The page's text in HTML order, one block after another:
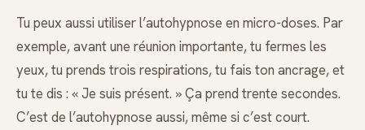
Tu peux aussi utiliser l’autohypnose en micro-doses. Par
exemple, avant une réunion importante, tu fermes les
yeux, tu prends trois respirations, tu fais ton ancrage, et
tu te dis : « Je suis présent. » Ça prend trente secondes.
C’est de l’autohypnose aussi, même si c’est court.